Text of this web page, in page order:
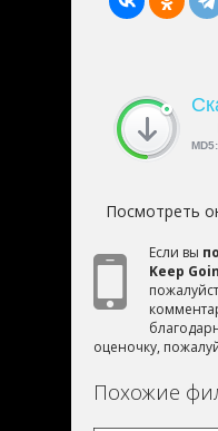
MD5:
Посмотреть
Если вы
Keep
оценочку,
Похожие